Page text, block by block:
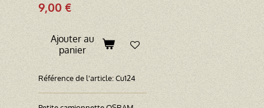
9,00 €
Ajouter au
panier
Référence de l'article:Cu124